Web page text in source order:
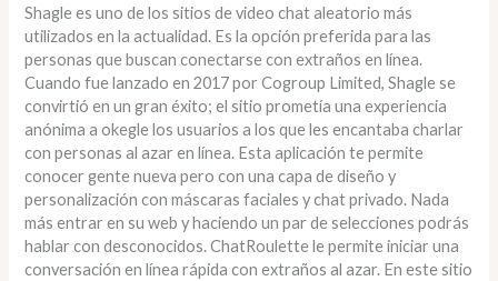
Shagle es uno de los sitios de video chat aleatorio más
utilizados en la actualidad. Es la opción preferida para las
personas que buscan conectarse con extraños en línea.
Cuando fue lanzado en 2017 por Cogroup Limited, Shagle se
convirtió en un gran éxito; el sitio prometía una experiencia
anónima a okegle los usuarios a los que les encantaba charlar
con personas al azar en línea. Esta aplicación te permite
conocer gente nueva pero con una capa de diseño y
personalización con máscaras faciales y chat privado. Nada
más entrar en su web y haciendo un par de selecciones podrás
hablar con desconocidos. ChatRoulette le permite iniciar una
conversación en línea rápida con extraños al azar. En este sitio